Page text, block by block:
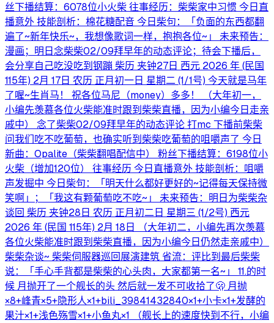
丝下播结算：6078位小火柴 往事经历：柴柴家中习惯 今日直
播意外 技能剖析：棉花糖配音 今日柴句：「负面的东西都翻
遍了~新年快乐~，我想像歌词一样，抱抱各位~」 未来预告：
漫画；明日念柴柴02/09拜早年的动态评论；待会下播后，
会分享自己吃没吃到钢蹦 柴历 夹钟27日 西元 2026 年 (民国
115年) 2月 17日 农历 正月初一日 星期二 (1/1号) 今天就是马年
了喔~生肖马！ 祝各位马尼（money）多多！ （大年初一，
小编先羡慕各位火柴能准时跟到柴柴直播，因为小编今日走亲
戚中） 念了柴柴02/09拜早年的动态评论 打mc 下播前柴柴
问我们吃不吃葡萄，也确实听到柴柴吃葡萄的咀嚼声了 今日
新曲：Opalite（柴柴翻唱配信中） 粉丝下播结算：6198位小
火柴（增加120位） 往事经历 今日直播意外 技能剖析：咀嚼
声发掘中 今日柴句：「明天什么都好更好的~记得每天保持微
笑啊」；「我这有颗葡萄吃不吃~」 未来预告：明日为柴柴杂
谈回 柴历 夹钟28日 农历 正月初二日 星期三 (1/2号) 西元
2026 年 (民国 115年) 2月 18日 （大年初二，小编先再次羡慕
各位火柴能准时跟到柴柴直播，因为小编今日仍然走亲戚中）
柴柴杂谈~ 柴柴伺服器巡回展演建筑 省流：评比到最后柴柴
说：「手心手背都是柴柴的心头肉，大家都第一名~」 11.的时
候 月抛开了一个舰长的头 然后就一发不可收拾了🫢 月抛
×8+峰青×5+隐形人×1+bili_39841432840×1+小卡×1+发酵的
果汁×1+浅色殇雪×1+小鱼丸×1 （舰长上的速度快到不行，小编